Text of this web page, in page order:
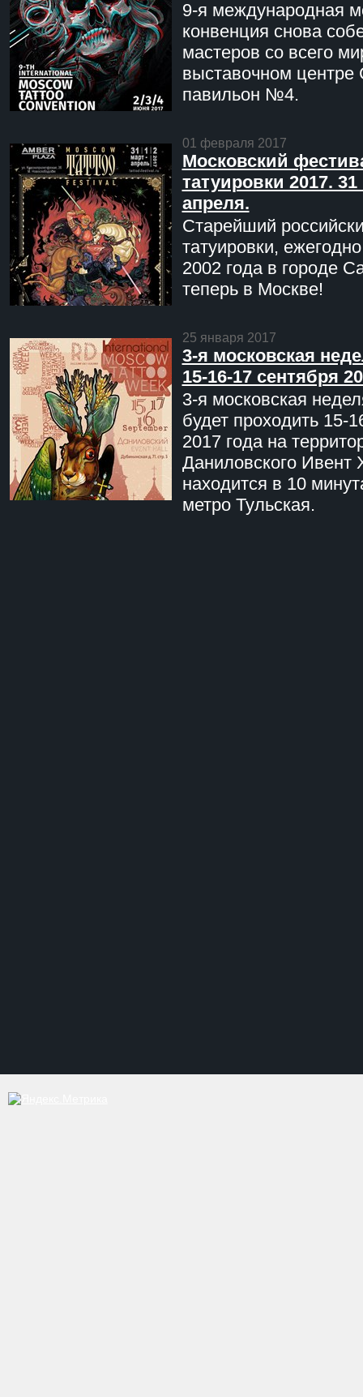
9-я международная
конвенция снова
мастеров со всего
выставочном центре
павильон №4.
01 февраля 2017
Московский
татуировки 2017. 31
апреля.
Старейший
татуировки,
2002 года в городе
теперь в Москве!
25 января 2017
3-я московская
15-16-17 сентября
3-я московская
будет проходить 15-
2017 года на
Даниловского Ивент
находится в 10
метро Тульская.